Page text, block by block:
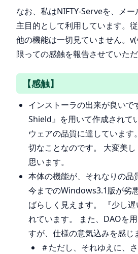
なお、私はNIFTY-Serveを、メ
主目的として利用しています。
他の機能は一切見ていません。
限っての感触を報告させていただ
【感触】
インストーラの出来が良いで
Shield』を用いて作成されて
ウェアの品質に達しています
切なことなのです。 大変美
思います。
本体の機能が、それなりの品
今までのWindows3.1版が劣
ばらしく見えます。 『少し
れています。 また、DAOを
すが、仕様の意気込みを感じ
＃ ただし、それゆえに、